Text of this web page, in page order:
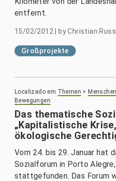
entfernt.
15/02/2012 byChristian
Großprojekte
Localizado em Themen >
Bewegungen
Das thematische
„Kapitalistische
ökologische
Vom 24. bis 29. Januar hat
Sozialforum in Porto
stattgefunden. Das Forum